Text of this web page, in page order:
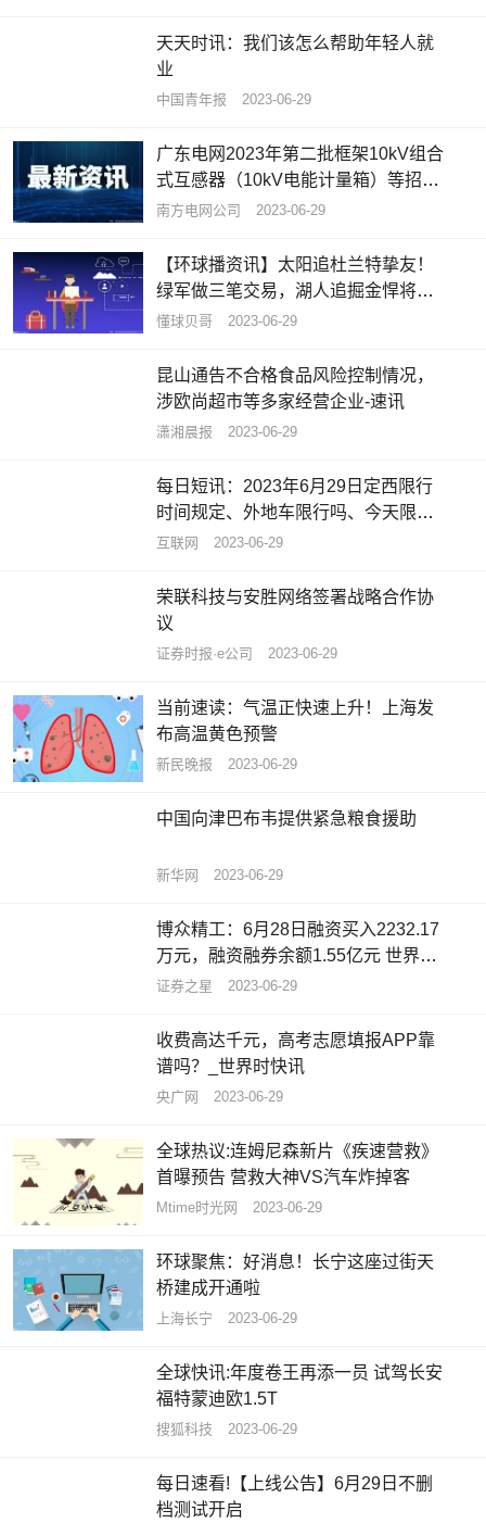
天天时讯：我们该怎么帮助年轻人就
业
中国青年报 2023-06-29
广东电网2023年第二批框架10kV组合
式互感器（10kV电能计量箱）等招标
公告
南方电网公司 2023-06-29
【环球播资讯】太阳追杜兰特挚友！
绿军做三笔交易，湖人追掘金悍将，6
队追西卡
懂球贝哥 2023-06-29
昆山通告不合格食品风险控制情况，
涉欧尚超市等多家经营企业-速讯
潇湘晨报 2023-06-29
每日短讯：2023年6月29日定西限行
时间规定、外地车限行吗、今天限行
尾号限行限号最新规定时间查询
互联网 2023-06-29
荣联科技与安胜网络签署战略合作协
议
证券时报·e公司 2023-06-29
当前速读：气温正快速上升！上海发
布高温黄色预警
新民晚报 2023-06-29
中国向津巴布韦提供紧急粮食援助
新华网 2023-06-29
博众精工：6月28日融资买入2232.17
万元，融资融券余额1.55亿元 世界播
报
证券之星 2023-06-29
收费高达千元，高考志愿填报APP靠
谱吗？_世界时快讯
央广网 2023-06-29
全球热议:连姆尼森新片《疾速营救》
首曝预告 营救大神VS汽车炸掉客
Mtime时光网 2023-06-29
环球聚焦：好消息！长宁这座过街天
桥建成开通啦
上海长宁 2023-06-29
全球快讯:年度卷王再添一员 试驾长安
福特蒙迪欧1.5T
搜狐科技 2023-06-29
每日速看!【上线公告】6月29日不删
档测试开启